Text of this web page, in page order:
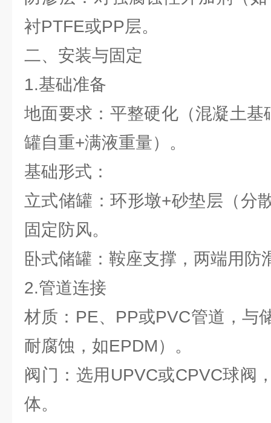
衬PTFE或PP层。
二、安装与固定
1.基础准备
地面要求：平整硬化（混凝土
罐自重+满液重量）。
基础形式：
立式储罐：环形墩+砂垫层（分
固定防风。
卧式储罐：鞍座支撑，两端用防
2.管道连接
材质：PE、PP或PVC管道，与
耐腐蚀，如EPDM）。
阀门：选用UPVC或CPVC球阀
体。